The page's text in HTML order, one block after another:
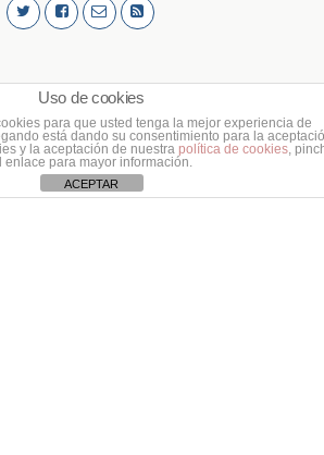
Uso de cookies
para que usted tenga la mejor experiencia de
está dando su consentimiento para la
y la aceptación de nuestra política de cookies,
enlace para mayor información.
ACEPTAR